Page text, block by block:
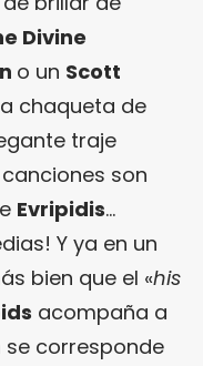
Divine
o un Scott
chaqueta de
traje
son
Evripidis…
Y ya en un
bien que el «his
acompaña a
corresponde